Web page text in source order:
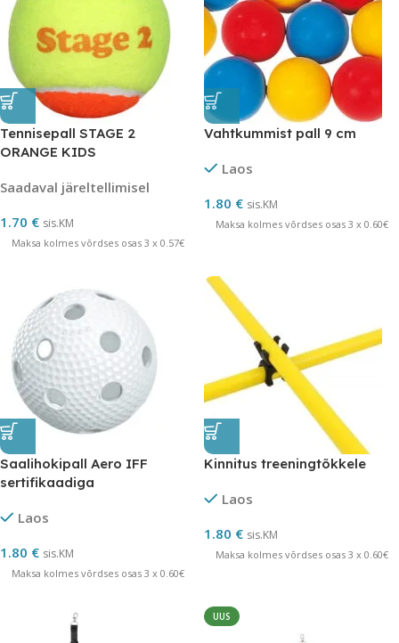
Tennisepall STAGE 2
ORANGE KIDS
Saadaval järeltellimisel
1.70 € sis.KM
Maksa kolmes võrdses osas 3 x 0.57€
Vahtkummist pall 9 cm
Laos
1.80 € sis.KM
Maksa kolmes võrdses osas 3 x 0.60€
Saalihokipall Aero IFF
sertifikaadiga
Laos
1.80 € sis.KM
Maksa kolmes võrdses osas 3 x 0.60€
Kinnitus treeningtõkkele
Laos
1.80 € sis.KM
Maksa kolmes võrdses osas 3 x 0.60€
UUS